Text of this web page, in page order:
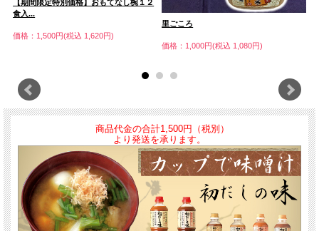
【期間限定特別価格】おもてなし椀１２
食入...
価格：1,500円(税込 1,620円)
里ごころ
価格：1,000円(税込 1,080円)
商品代金の合計1,500円（税別）
より発送を承ります。